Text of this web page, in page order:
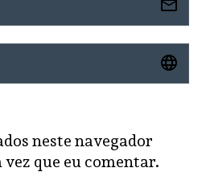
neste navegador
que eu comentar.